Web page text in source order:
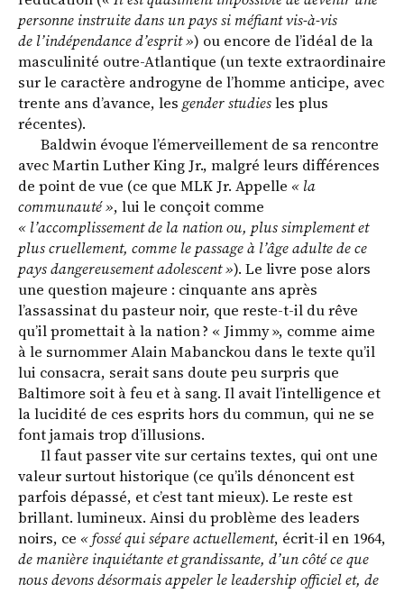
personne instruite dans un pays si méfiant vis-à-vis
de l’indépendance d’esprit ») ou encore de l’idéal de la
masculinité outre-Atlantique (un texte extraordinaire
sur le caractère androgyne de l’homme anticipe, avec
trente ans d’avance, les gender studiesles plus
récentes).
Baldwin évoque l’émerveillement de sa rencontre
avec Martin Luther King Jr., malgré leurs différences
de point de vue (ce que MLK Jr. Appelle « la
communauté », lui le conçoit comme
« l’accomplissement de la nation ou, plus simplement et
plus cruellement, comme le passage à l’âge adulte de ce
pays dangereusement adolescent »). Le livre pose alors
une question majeure : cinquante ans après
l’assassinat du pasteur noir, que reste-t-il du rêve
qu’il promettait à la nation ? « Jimmy », comme aime
à le surnommer Alain Mabanckou dans le texte qu’il
lui consacra, serait sans doute peu surpris que
Baltimore soit à feu et à sang. Il avait l’intelligence et
la lucidité de ces esprits hors du commun, qui ne se
font jamais trop d’illusions.
Il faut passer vite sur certains textes, qui ont une
valeur surtout historique (ce qu’ils dénoncent est
parfois dépassé, et c’est tant mieux). Le reste est
brillant. lumineux. Ainsi du problème des leaders
noirs, ce « fossé qui sépare actuellement, écrit-il en 1964,
de manière inquiétante et grandissante, d’un côté ce que
nous devons désormais appeler le leadership officiel et, de